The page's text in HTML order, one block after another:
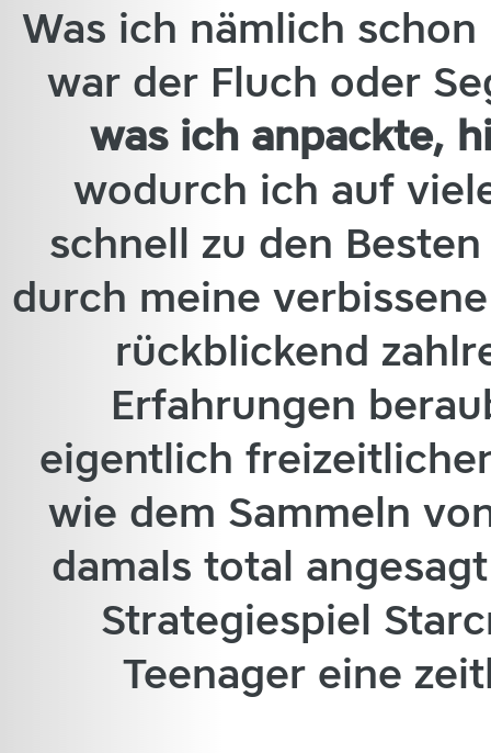
Was ich nämlich
war der Fluch oder
was ich anpackte,
wodurch ich auf
schnell zu den
durch meine
rückblickend
Erfahrungen
eigentlich
wie dem Sammeln
damals total
Strategiespiel
Teenager eine